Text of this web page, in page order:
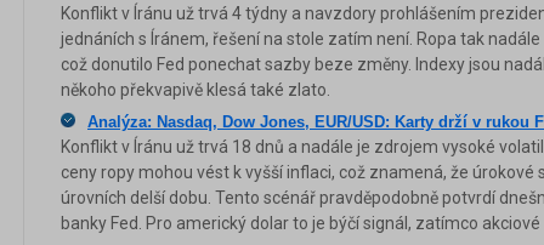
Konflikt v Íránu už trvá 4 týdny a navzdory prohlášením
jednáních s Íránem, řešení na stole zatím není. Ropa tak
což donutilo Fed ponechat sazby beze změny. Indexy jsou
někoho překvapivě klesá také zlato.
Analýza: Nasdaq, Dow Jones, EUR/USD: Karty drží v rukou
Konflikt v Íránu už trvá 18 dnů a nadále je zdrojem vysoké
ceny ropy mohou vést k vyšší inflaci, což znamená, že úrokové
úrovních delší dobu. Tento scénář pravděpodobně potvrdí
banky Fed. Pro americký dolar to je býčí signál, zatímco